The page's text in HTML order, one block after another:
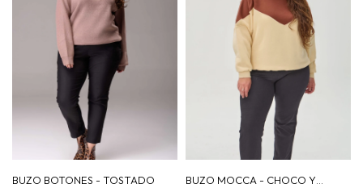
BUZO BOTONES - TOSTADO
BUZO MOCCA - CHOCO Y